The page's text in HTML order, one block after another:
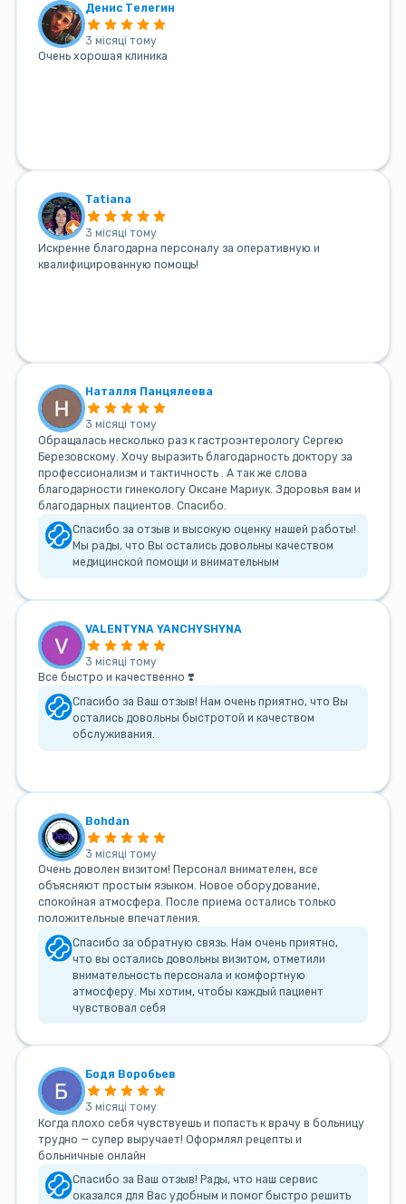
Денис Телегин
3 місяці тому
Очень хорошая клиника
Tatiana
3 місяці тому
Искренне благодарна персоналу за оперативную и
квалифицированную помощь!
Наталля Панцялеева
3 місяці тому
Обращалась несколько раз к гастроэнтерологу Сергею
Березовскому. Хочу выразить благодарность доктору за
профессионализм и тактичность . А так же слова
благодарности гинекологу Оксане Мариук. Здоровья вам и
благодарных пациентов. Спасибо.
Спасибо за отзыв и высокую оценку нашей работы!
Мы рады, что Вы остались довольны качеством
медицинской помощи и внимательным
VALENTYNA YANCHYSHYNA
3 місяці тому
Все быстро и качественно ❣️
Спасибо за Ваш отзыв! Нам очень приятно, что Вы
остались довольны быстротой и качеством
обслуживания.
Bohdan
3 місяці тому
Очень доволен визитом! Персонал внимателен, все
объясняют простым языком. Новое оборудование,
спокойная атмосфера. После приема остались только
положительные впечатления.
Спасибо за обратную связь. Нам очень приятно,
что вы остались довольны визитом, отметили
внимательность персонала и комфортную
атмосферу. Мы хотим, чтобы каждый пациент
чувствовал себя
Бодя Воробьев
3 місяці тому
Когда плохо себя чувствуешь и попасть к врачу в больницу
трудно — супер выручает! Оформлял рецепты и
больничные онлайн
Спасибо за Ваш отзыв! Рады, что наш сервис
оказался для Вас удобным и помог быстро решить